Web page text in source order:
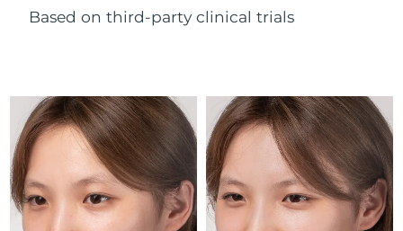
Based on third-party clinical trials
O NAS
Indonezja
Oczekiwany czas dostawy
8/7/26
Irlandia
Oczekiwany czas dostawy
8/9/26
Wyspa Man
Oczekiwany czas dostawy
8/11/26